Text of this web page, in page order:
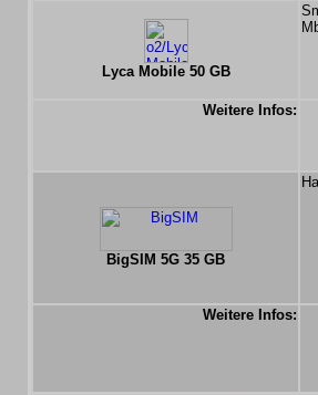
Lyca Mobile 50 GB
Weitere Infos:
BigSIM 5G 35 GB
Weitere Infos: